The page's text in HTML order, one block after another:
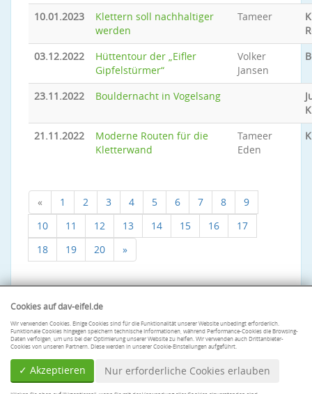
10.01.2023
Klettern soll nachhaltiger
werden
Tameer
03.12.2022
Hüttentour der „Eifler
Gipfelstürmer“
Volker
Jansen
23.11.2022 Bouldernacht in Vogelsang
21.11.2022
Moderne Routen für die
Kletterwand
Tameer
Eden
« 1 2 3 4 5 6 7 8
9
10
11 12 13 14 15 16
17
18
19 20 »
Cookies auf dav-eifel.de
Wir verwenden Cookies. Einige Cookies sind für die Funktionalität unserer Website unbedingt erforderlich.
Funktionale Cookies hingegen speichern technische Informationen, während Performance-Cookies die Browsing-
Daten verfolgen, um uns bei der Optimierung unserer Website zu helfen. Wir verwenden auch Drittanbieter-
Cookies von unseren Partnern. Diese werden in unserer Cookie-Einstellungen aufgeführt.
✓ Akzeptieren Nur erforderliche Cookies erlauben